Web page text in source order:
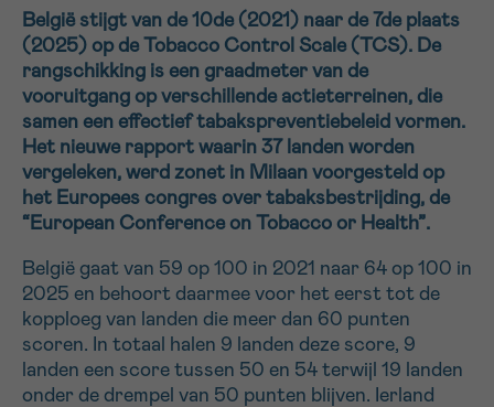
België stijgt van de 10de (2021) naar de 7de plaats
(2025) op de Tobacco Control Scale (TCS). De
rangschikking is een graadmeter van de
vooruitgang op verschillende actieterreinen, die
samen een effectief tabakspreventiebeleid vormen.
Het nieuwe rapport waarin 37 landen worden
vergeleken, werd zonet in Milaan voorgesteld op
het Europees congres over tabaksbestrijding, de
“European Conference on Tobacco or Health”.
België gaat van 59 op 100 in 2021 naar 64 op 100 in
2025 en behoort daarmee voor het eerst tot de
kopploeg van landen die meer dan 60 punten
scoren. In totaal halen 9 landen deze score, 9
landen een score tussen 50 en 54 terwijl 19 landen
onder de drempel van 50 punten blijven. Ierland
VOORNAAM
EMAIL
MIJN VRAAG
16h-18h
Verder